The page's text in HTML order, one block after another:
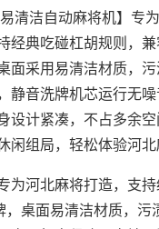
易清洁自动麻将机】专
经典吃碰杠胡规则，
面采用易清洁材质，
静音洗牌机芯运行无
设计紧凑，不占多余
闲组局，轻松体验河北
为河北麻将打造，支
桌面易清洁材质，污